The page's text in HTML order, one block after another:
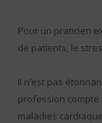
Pour un praticien
de patients, le
Il n’est pas
profession compte
maladies